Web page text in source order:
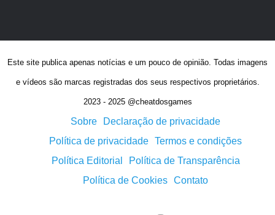
Este site publica apenas notícias e um pouco de opinião. Todas imagens
e vídeos são marcas registradas dos seus respectivos proprietários.
2023 - 2025 @cheatdosgames
Sobre
Declaração de privacidade
Política de privacidade Termos e condições
Política Editorial
Política de Transparência
Política de Cookies Contato